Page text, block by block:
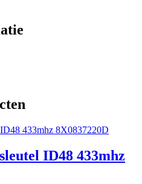
ID48 433mhz